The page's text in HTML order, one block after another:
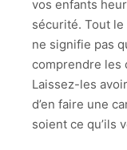
vos enfants
sécurité. Tout le
ne signifie pas
comprendre les
Laissez-les
d’en faire une
soient ce qu’ils